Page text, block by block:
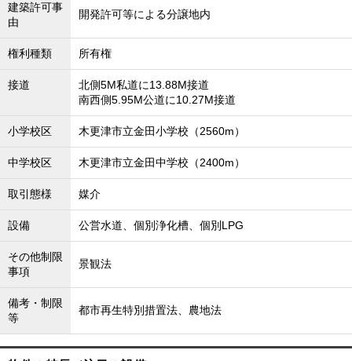
建築許可事
由
開発許可等による分譲地内
権利種類 所有権
接道
北側5M私道に13.88M接道
南西側5.95M公道に10.27M接道
小学校区 木更津市立金田小学校（2560m）
中学校区 木更津市立金田中学校（2400m）
取引態様 媒介
設備 公営水道、個別浄化槽、個別LPG
その他制限
事項
景観法
備考・制限
等
都市再生特別措置法、農地法